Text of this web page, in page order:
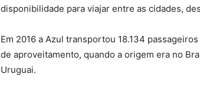
disponibilidade para viajar entre as cidades,
Em 2016 a Azul transportou 18.134
de aproveitamento, quando a origem era no
Uruguai.